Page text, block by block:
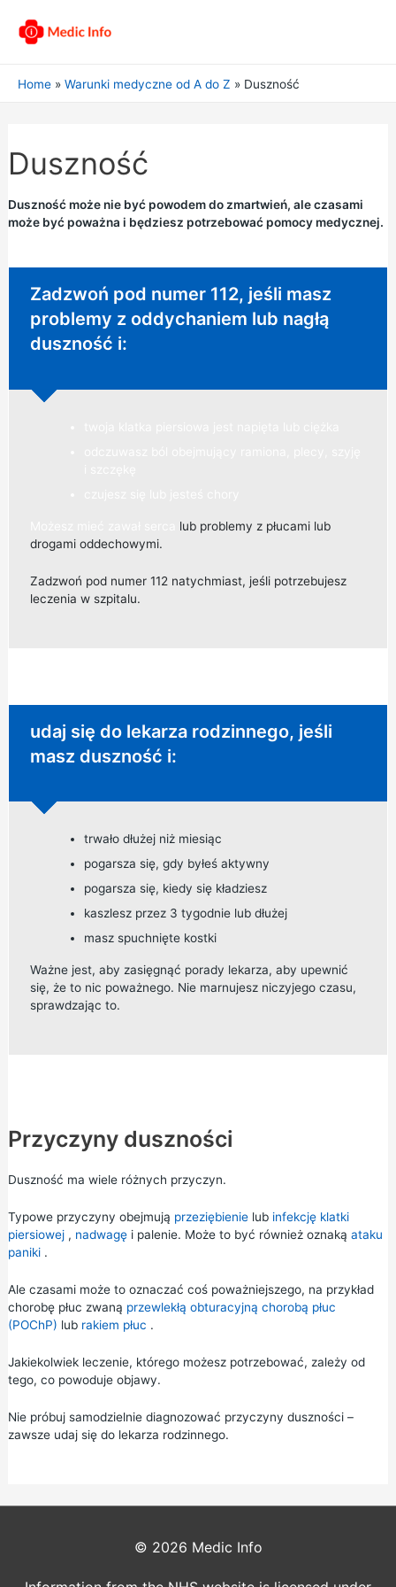
Home Warunki medyczne od A do Z Duszność
Duszność
Duszność może nie być powodem do zmartwień, ale czasami
może być poważna i będziesz potrzebować pomocy medycznej.
Wymagane natychmiastowe działanie:
Zadzwoń pod numer 112, jeśli masz
problemy z oddychaniem lub nagłą
duszność i:
lub problemy z płucami lub
drogami oddechowymi.
Zadzwoń pod numer 112 natychmiast, jeśli potrzebujesz
leczenia w szpitalu.
Niepilna rada:
udaj się do lekarza rodzinnego, jeśli
masz duszność i:
trwało dłużej niż miesiąc
pogarsza się, gdy byłeś aktywny
pogarsza się, kiedy się kładziesz
kaszlesz przez 3 tygodnie lub dłużej
masz spuchnięte kostki
Ważne jest, aby zasięgnąć porady lekarza, aby upewnić
się, że to nic poważnego. Nie marnujesz niczyjego czasu,
sprawdzając to.
Przyczyny duszności
Duszność ma wiele różnych przyczyn.
Typowe przyczyny obejmują przeziębienielub infekcję klatki
piersiowej, nadwagęi palenie. Może to być również oznaką ataku
paniki.
Ale czasami może to oznaczać coś poważniejszego, na przykład
chorobę płuc zwaną przewlekłą obturacyjną chorobą płuc
(POChP) lub rakiem płuc .
Jakiekolwiek leczenie, którego możesz potrzebować, zależy od
tego, co powoduje objawy.
Nie próbuj samodzielnie diagnozować przyczyny duszności –
zawsze udaj się do lekarza rodzinnego.
© 2026 Medic Info